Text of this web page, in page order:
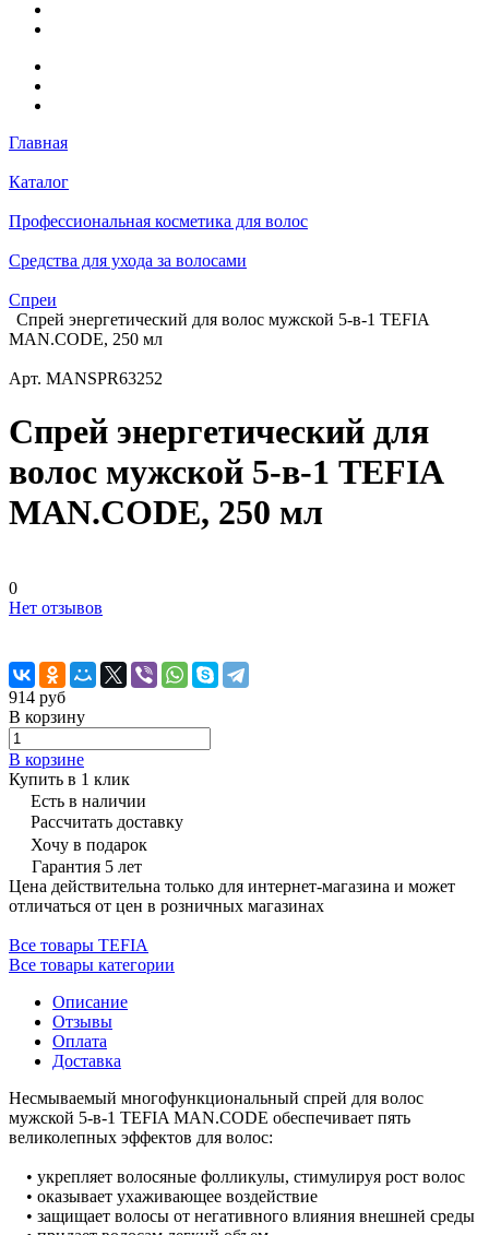
Главная
Каталог
Профессиональная косметика для волос
Средства для ухода за волосами
Спреи
Спрей энергетический для волос мужской 5-в-1 TEFIA
MAN.CODE, 250 мл
Арт. MANSPR63252
Спрей энергетический для
волос мужской 5-в-1 TEFIA
MAN.CODE, 250 мл
0
Нет отзывов
914 руб
В корзину
В корзине
Купить в 1 клик
Есть в наличии
Рассчитать доставку
Хочу в подарок
Гарантия 5 лет
Цена действительна только для интернет-магазина и может
отличаться от цен в розничных магазинах
Все товары TEFIA
Все товары категории
Описание
Отзывы
Оплата
Доставка
Несмываемый многофункциональный cпрей для волос
мужской 5-в-1 TEFIA MAN.CODE обеспечивает пять
великолепных эффектов для волос:
• укрепляет волосяные фолликулы, стимулируя рост волос
• оказывает ухаживающее воздействие
• защищает волосы от негативного влияния внешней среды